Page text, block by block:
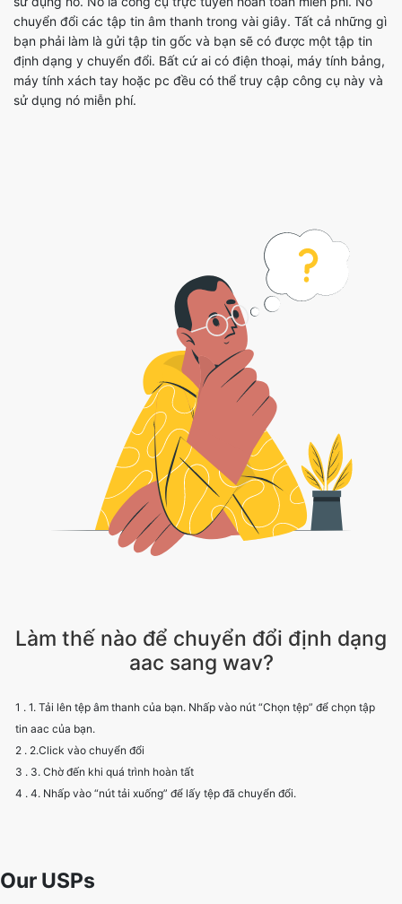
định dạng y chuyển đổi. Bất cứ ai có điện thoại, máy tính bảng,
máy tính xách tay hoặc pc đều có thể truy cập công cụ này và
sử dụng nó miễn phí.
1 . 1. Tải lên tệp âm thanh của bạn. Nhấp vào nút “Chọn tệp” để chọn tập
2 . 2.Click vào chuyển đổi
3 . 3. Chờ đến khi quá trình hoàn tất
4 . 4. Nhấp vào “nút tải xuống” để lấy tệp đã chuyển đổi.